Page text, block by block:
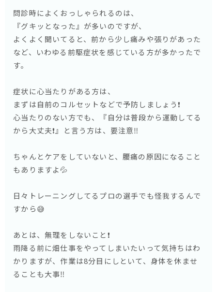
問診時によくおっしゃられるのは、
『グキッとなった』が多いのですが、
よくよく聞いてると、前から少し痛みや張りがあった
など、いわゆる前駆症状を感じている方が多かったで
す。
症状に心当たりがある方は、
まずは自前のコルセットなどで予防しましょう❗️
心当たりのない方でも、『自分は普段から運動してる
から大丈夫❗️』と言う方は、要注意‼️
ちゃんとケアをしていないと、腰痛の原因になること
もありますよ💦
日々トレーニングしてるプロの選手でも怪我するんで
すから😅
あとは、無理をしないこと❗️
雨降る前に畑仕事をやってしまいたいって気持ちはわ
かりますが、作業は8分目にしといて、身体を休ませ
ることも大事‼️